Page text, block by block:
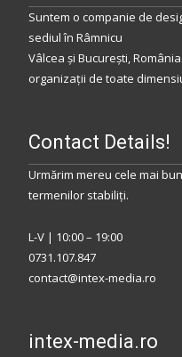
Suntem o companie de
sediulîn Râmnicu
Vâlcea și București,România
organizații de toate
Contact Details!
Urmărim mereu cele mai
termenilor stabiliţi.
L-V | 10:00 – 19:00
0731.107.847
contact@intex-media.ro
intex-media.ro